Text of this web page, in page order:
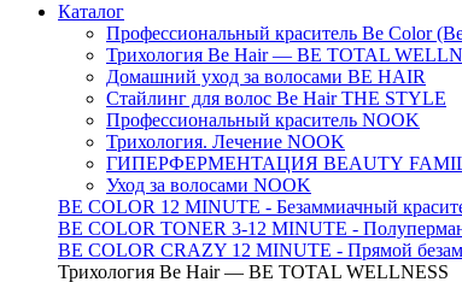
Каталог
Профессиональный краситель Be Color
Трихология Be Hair — BE TOTAL
Домашний уход за волосами BE HAIR
Стайлинг для волос Be Hair THE STYLE
Профессиональный краситель NOOK
Трихология. Лечение NOOK
ГИПЕРФЕРМЕНТАЦИЯ BEAUTY
Уход за волосами NOOK
BE COLOR 12 MINUTE - Безаммиачный
BE COLOR TONER 3-12 MINUTE -
BE COLOR CRAZY 12 MINUTE - Прямой
Трихология Be Hair — BE TOTAL WELLNESS